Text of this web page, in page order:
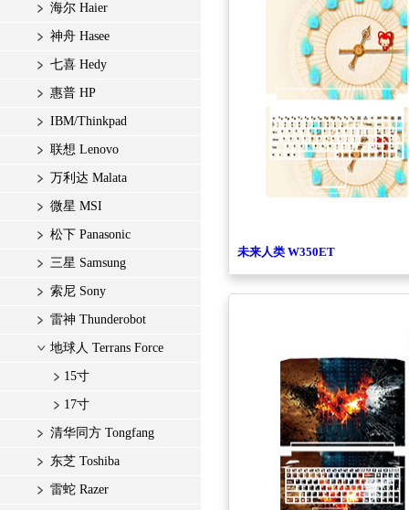
海尔 Haier
神舟 Hasee
七喜 Hedy
惠普 HP
IBM/Thinkpad
联想 Lenovo
万利达 Malata
微星 MSI
松下 Panasonic
三星 Samsung
索尼 Sony
雷神 Thunderobot
地球人 Terrans Force
15寸
17寸
清华同方 Tongfang
东芝 Toshiba
雷蛇 Razer
未来人类 W350ET